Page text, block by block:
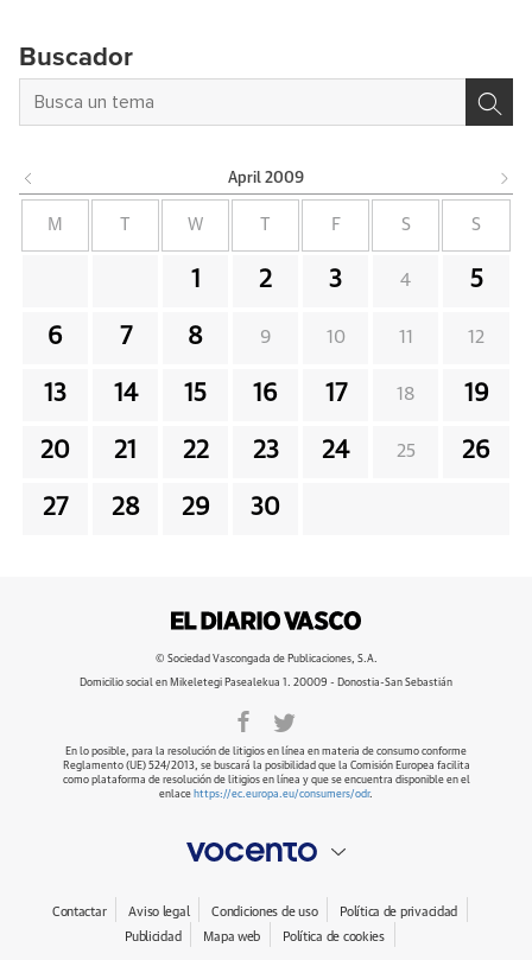
Buscador
April 2009
M W F S S
1 2 3 4 5
6 7 8 9 10 11 12
13 14 15 16 17 18 19
20 21 22 23 24 25 26
27 28 29 30
© Sociedad Vascongada de Publicaciones, S.A.
Domicilio social en Mikeletegi Pasealekua 1. 20009 - Donostia-San Sebastián
En lo posible, para la resolución de litigios en línea en materia de consumo conforme
Reglamento (UE) 524/2013, se buscará la posibilidad que la Comisión Europea facilita
como plataforma de resolución de litigios en línea y que se encuentra disponible en el
enlace https://ec.europa.eu/consumers/odr.
Contactar Aviso legal Condiciones de uso
Política de privacidad
Publicidad
Mapa web Política de cookies